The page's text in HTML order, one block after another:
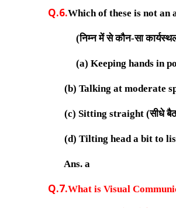
Q.6.Which of these is not
(निम्न में से कौन-सा
(a) Keeping hands in
(b) Talking at moderate
(c) Sitting straight (सीधे
(d) Tilting head a bit to
Ans. a
Q.7.What is Visual